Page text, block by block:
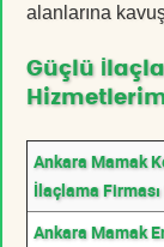
alanlarına
Güçlü
Ankara Mamak
İlaçlama Firması
Ankara Mamak